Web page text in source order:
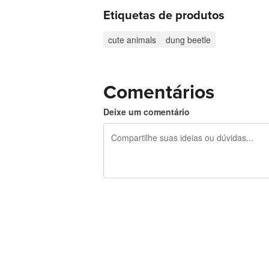
Etiquetas de produtos
cute animals dung beetle
Comentários
Deixe um comentário